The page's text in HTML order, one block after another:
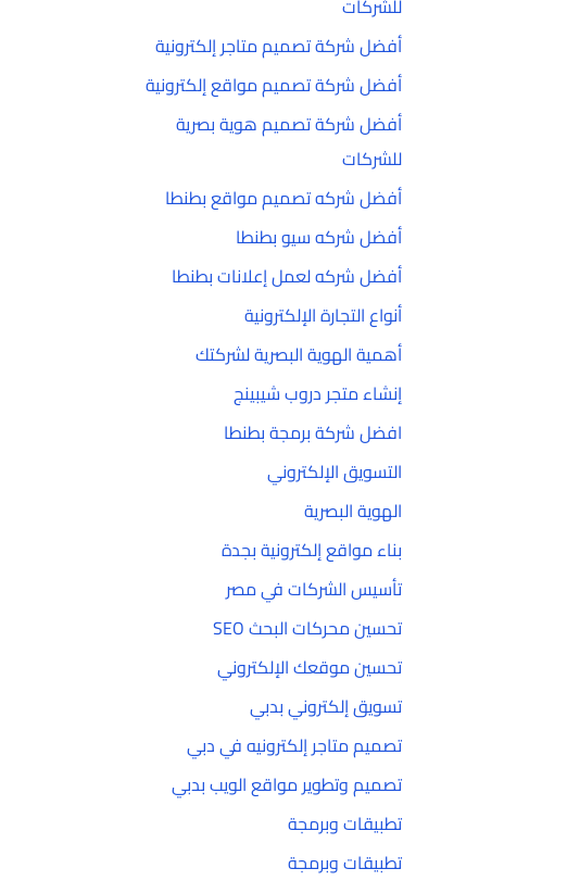
للشركات
أفضل شركة تصميم متاجر إلكترونية
أفضل شركة تصميم مواقع إلكترونية
أفضل شركة تصميم هوية بصرية
للشركات
أفضل شركه تصميم مواقع بطنطا
أفضل شركه سيو بطنطا
أفضل شركه لعمل إعلانات بطنطا
أنواع التجارة الإلكترونية
أهمية الهوية البصرية لشركتك
إنشاء متجر دروب شيبينج
افضل شركة برمجة بطنطا
التسويق الإلكتروني
الهوية البصرية
بناء مواقع إلكترونية بجدة
تأسيس الشركات في مصر
تحسين محركات البحث SEO
تحسين موقعك الإلكتروني
تسويق إلكتروني بدبي
تصميم متاجر إلكترونيه في دبي
تصميم وتطوير مواقع الويب بدبي
تطبيقات وبرمجة
تطبيقات وبرمجة